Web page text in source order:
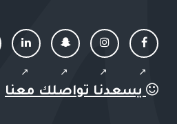
يسعدنا تواصلك معنا